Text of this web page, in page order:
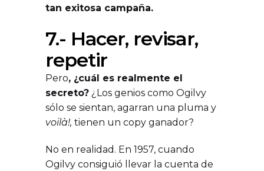
tan exitosa campaña.
7.- Hacer, revisar,
repetir
Pero, ¿cuál es realmente el
secreto? ¿Los genios como Ogilvy
sólo se sientan, agarran una pluma y
voilà!,tienen un copy ganador?
No en realidad. En 1957, cuando
Ogilvy consiguió llevar la cuenta de